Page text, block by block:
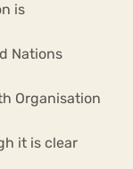
is
Nations
Organisation
it is clear